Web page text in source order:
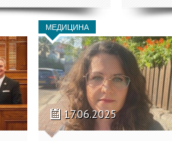
МЕДИЦИНА
17.06.2025